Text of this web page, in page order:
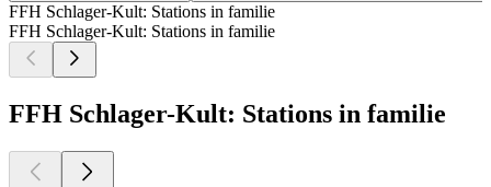
FFH Schlager-Kult: Stations in familie
FFH Schlager-Kult: Stations in familie
FFH Schlager-Kult: Stations in familie